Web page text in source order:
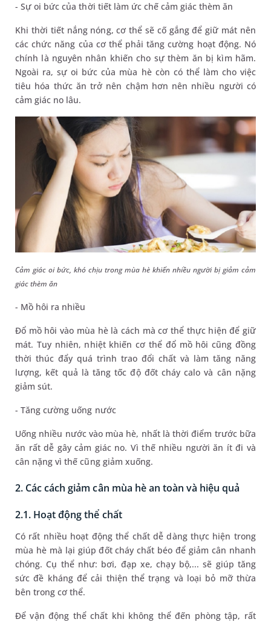
- Sự oi bức của thời tiết làm ức chế cảm giác thèm ăn
Khi thời tiết nắng nóng, cơ thể sẽ cố gắng để giữ mát nên
các chức năng của cơ thể phải tăng cường hoạt động. Nó
chính là nguyên nhân khiến cho sự thèm ăn bị kìm hãm.
Ngoài ra, sự oi bức của mùa hè còn có thể làm cho việc
tiêu hóa thức ăn trở nên chậm hơn nên nhiều người có
cảm giác no lâu.
Cảm giác oi bức, khó chịu trong mùa hè khiến nhiều người bị giảm cảm
giác thèm ăn
- Mồ hôi ra nhiều
Đổ mồ hôi vào mùa hè là cách mà cơ thể thực hiện để giữ
mát. Tuy nhiên, nhiệt khiến cơ thể đổ mồ hôi cũng đồng
thời thúc đẩy quá trình trao đổi chất và làm tăng năng
lượng, kết quả là tăng tốc độ đốt cháy calo và cân nặng
giảm sút.
- Tăng cường uống nước
Uống nhiều nước vào mùa hè, nhất là thời điểm trước bữa
ăn rất dễ gây cảm giác no. Vì thế nhiều người ăn ít đi và
cân nặng vì thế cũng giảm xuống.
2. Các cách giảm cân mùa hè an toàn và hiệu quả
2.1. Hoạt động thể chất
Có rất nhiều hoạt động thể chất dễ dàng thực hiện trong
mùa hè mà lại giúp đốt cháy chất béo để giảm cân nhanh
chóng. Cụ thể như: bơi, đạp xe, chạy bộ,... sẽ giúp tăng
sức đề kháng để cải thiện thể trạng và loại bỏ mỡ thừa
bên trong cơ thể.
Để vận động thể chất khi không thể đến phòng tập, rất